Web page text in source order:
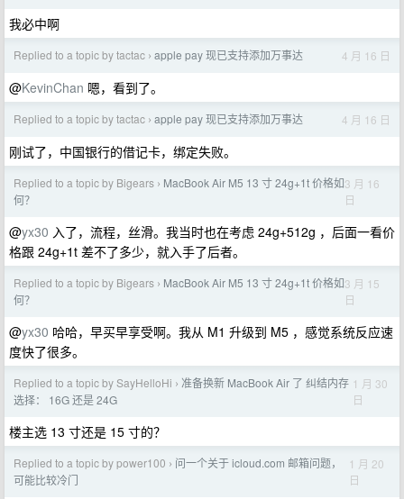
我必中啊
Replied to a topic by tactac › apple pay 现已支持添加万事达 4 月 16 日
@KevinChan 嗯，看到了。
Replied to a topic by tactac › apple pay 现已支持添加万事达 4 月 16 日
刚试了，中国银行的借记卡，绑定失败。
Replied to a topic by Bigears › MacBook Air M5 13 寸 24g+1t 价格如
何？
3 月 16
日
@yx30 入了，流程，丝滑。我当时也在考虑 24g+512g ，后面一看价
格跟 24g+1t 差不了多少，就入手了后者。
Replied to a topic by Bigears › MacBook Air M5 13 寸 24g+1t 价格如
何？
3 月 15
日
@yx30 哈哈，早买早享受啊。我从 M1 升级到 M5 ，感觉系统反应速
度快了很多。
Replied to a topic by SayHelloHi › 准备换新 MacBook Air 了 纠结内存
选择： 16G 还是 24G
1 月 30
日
楼主选 13 寸还是 15 寸的？
Replied to a topic by power100 › 问一个关于 icloud.com 邮箱问题，
可能比较冷门
1 月 20
日